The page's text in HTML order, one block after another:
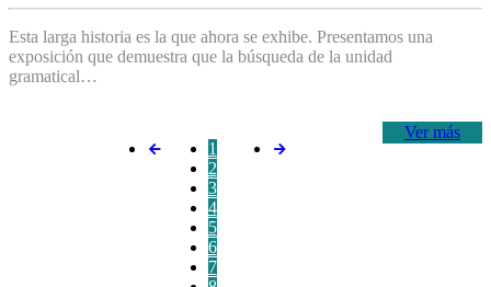
Esta larga historia es la que ahora se exhibe. Presentamos una
exposición que demuestra que la búsqueda de la unidad
gramatical…
Ver más
1
2
3
4
5
6
7